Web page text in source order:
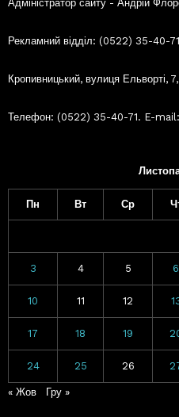
Адміністратор сайту - Андрій
Рекламний відділ: (0522) 35-40-
Кропивницький, вулиця Ельворті,
Телефон: (0522) 35-40-71. E-
Пн Вт Ср
3 4 5 6
10 11 12
17 18 19
24 25 26
« Жов Гру »